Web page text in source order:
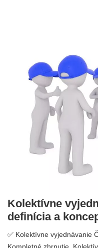
Kolektívne
definícia a
✅ Kolektívne vyjednávanie